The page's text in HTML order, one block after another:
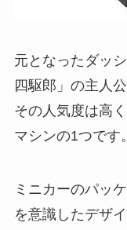
元となったダッ
四駆郎」の主人
その人気度は高
マシンの1つです。
ミニカーのパッ
を意識したデザ